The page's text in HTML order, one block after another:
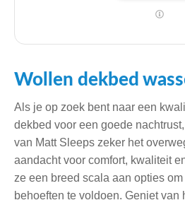
Wollen dekbed
Als je op zoek bent naar een
dekbed voor een goede
van Matt Sleeps zeker het
aandacht voor comfort, kwaliteit
ze een breed scala aan opties
behoeften te voldoen. Geniet van